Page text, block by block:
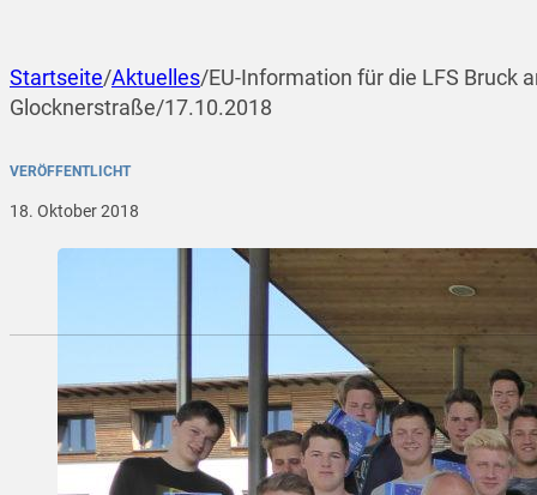
Startseite/Aktuelles/EU-Information für die LFS Bruck
Glocknerstraße/17.10.2018
VERÖFFENTLICHT
18. Oktober 2018